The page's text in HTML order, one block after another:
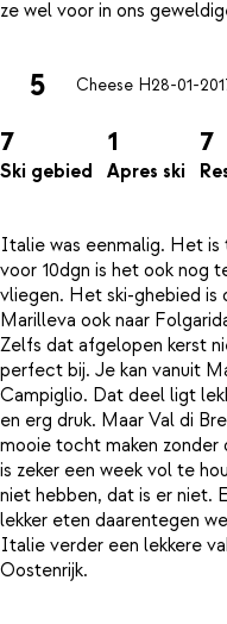
5 Cheese H28-01-
7
Ski gebied
1
Apres ski
7
Italie was eenmalig. Het
voor 10dgn is het ook nog
vliegen. Het ski-ghebied is
Marilleva ook naar
Zelfs dat afgelopen kerst
perfect bij. Je kan vanuit
Campiglio. Dat deel ligt
en erg druk. Maar Val di
mooie tocht maken zonder
is zeker een week vol te
niet hebben, dat is er niet.
lekker eten daarentegen
Italie verder een lekkere